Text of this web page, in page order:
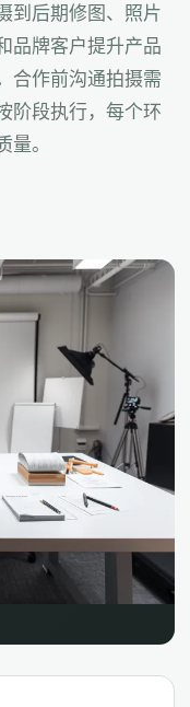
到后期修图、照片
品牌客户提升产品
合作前沟通拍摄需
阶段执行，每个环
量。